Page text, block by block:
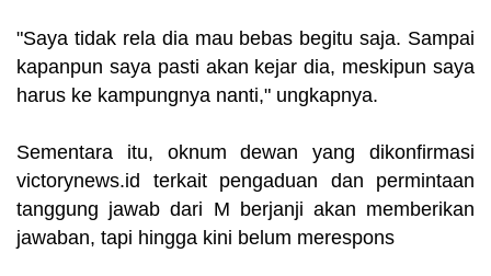
"Saya tidak rela dia mau bebas begitu saja. Sampai
kapanpun saya pasti akan kejar dia, meskipun saya
harus ke kampungnya nanti," ungkapnya.
Sementara itu, oknum dewan yang dikonfirmasi
victorynews.id terkait pengaduan dan permintaan
tanggung jawab dari M berjanji akan memberikan
jawaban, tapi hingga kini belum merespons